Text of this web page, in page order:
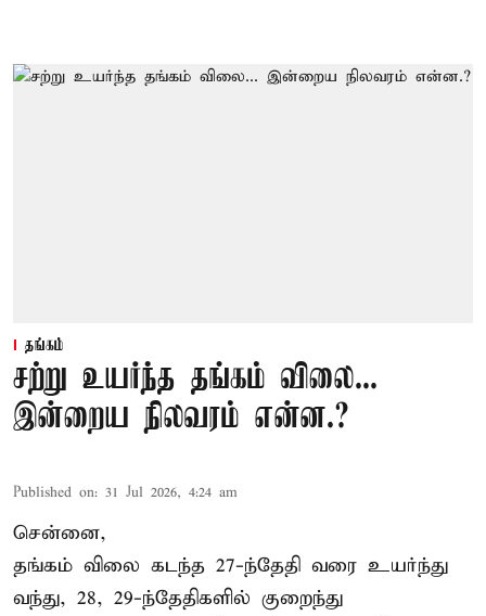
தங்கம்
சற்று உயர்ந்த தங்கம் விலை...
இன்றைய நிலவரம் என்ன.?
Published on: 31 Jul 2026, 4:24 am
சென்னை,
தங்கம் விலை கடந்த 27-ந்தேதி வரை உயர்ந்து
வந்து, 28, 29-ந்தேதிகளில் குறைந்து